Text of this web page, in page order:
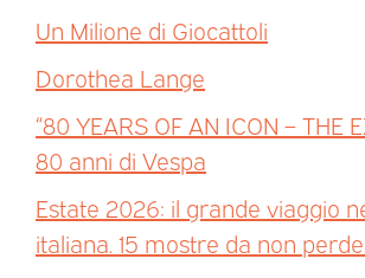
Un Milione di Giocattoli
Dorothea Lange
“80 YEARS OF AN ICON – THE
80 anni di Vespa
Estate 2026: il grande viaggio
italiana. 15 mostre da non